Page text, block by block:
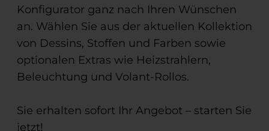
Konfigurator ganz nach Ihren Wünschen
an. Wählen Sie aus der aktuellen Kollektion
von Dessins, Stoffen und Farben sowie
optionalen Extras wie Heizstrahlern,
Beleuchtung und Volant-Rollos.
Sie erhalten sofort Ihr Angebot – starten Sie
jetzt!